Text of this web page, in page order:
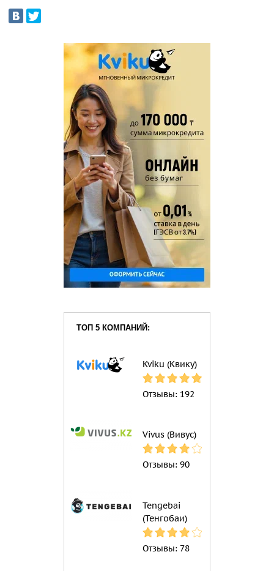
ТОП 5 КОМПАНИЙ:
Kviku (Квику)
Отзывы: 192
Vivus (Вивус)
Отзывы: 90
Tengebai
(Тенгобаи)
Отзывы: 78